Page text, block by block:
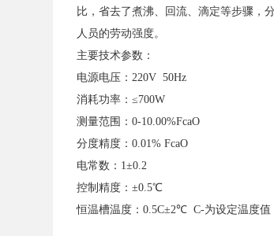
比，省去了煮沸、回流、滴定等步骤，
人员的劳动强度。
主要技术参数：
电源电压：220V 50Hz
消耗功率：≤700W
测量范围：0-10.00%FcaO
分度精度：0.01% FcaO
电常数：1±0.2
控制精度：±0.5℃
恒温槽温度：0.5C±2℃ C-为设定温度值